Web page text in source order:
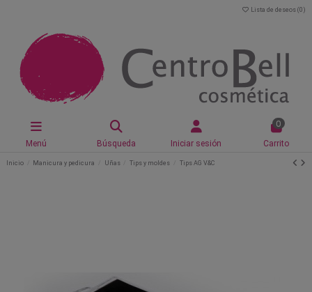
Lista de deseos (0 )
Menú Búsqueda Iniciar sesión
0
Carrito
Inicio Manicura y pedicura Uñas Tips y moldes Tips AG V&C